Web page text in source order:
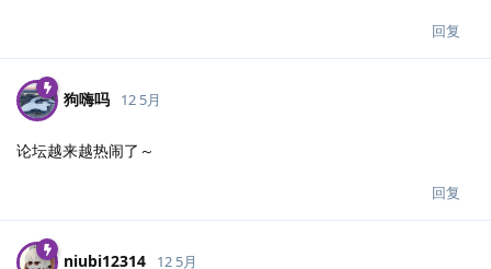
回复
狗嗨吗 12 5月
论坛越来越热闹了～
回复
niubi12314 12 5月